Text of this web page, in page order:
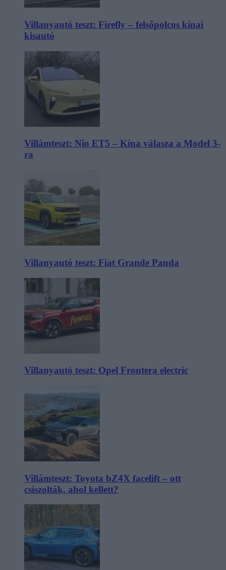
Villanyautó teszt: Firefly – felsőpolcos kínai
kisautó
Villámteszt: Nio ET5 – Kína válasza a Model 3-
ra
Villanyautó teszt: Fiat Grande Panda
Villanyautó teszt: Opel Frontera electric
Villámteszt: Toyota bZ4X facelift – ott
csiszolták, ahol kellett?